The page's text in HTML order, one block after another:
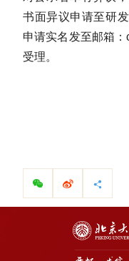
书面异议申请至研
申请实名发至邮箱
受理。